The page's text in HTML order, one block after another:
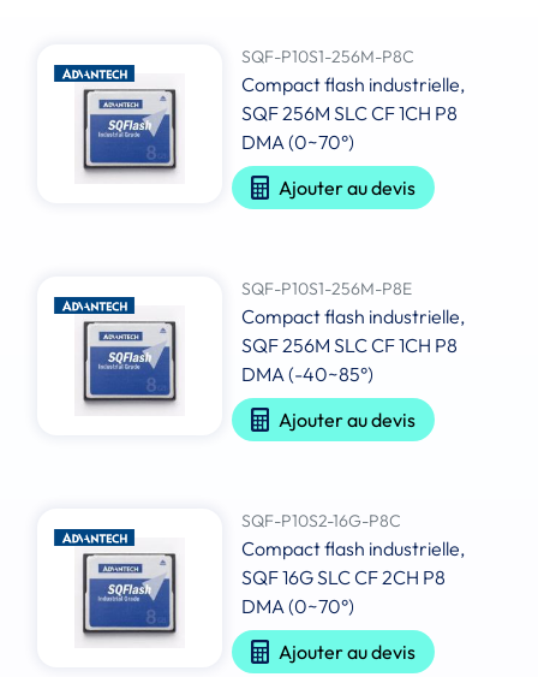
SQF-P10S1-256M-P8C
Compact flash industrielle,
SQF 256M SLC CF 1CH P8
DMA (0~70°)
Ajouter au devis
SQF-P10S1-256M-P8E
Compact flash industrielle,
SQF 256M SLC CF 1CH P8
DMA (-40~85°)
Ajouter au devis
SQF-P10S2-16G-P8C
Compact flash industrielle,
SQF 16G SLC CF 2CH P8
DMA (0~70°)
Ajouter au devis